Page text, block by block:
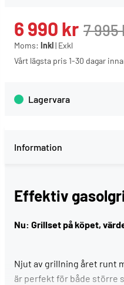
7 995
6 990 kr
Moms: Inkl| Exkl
Vårt lägsta pris 1-30 dagar
Lagervara
Information
Effektiv
Nu: Grillset på köpet,
Njut av grillning året runt
är perfekt för både större